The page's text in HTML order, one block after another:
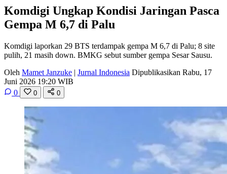
Komdigi Ungkap Kondisi Jaringan Pasca
Gempa M 6,7 di Palu
Komdigi laporkan 29 BTS terdampak gempa M 6,7 di Palu; 8 site
pulih, 21 masih down. BMKG sebut sumber gempa Sesar Sausu.
Oleh Mamet Janzuke | Jurnal Indonesia Dipublikasikan Rabu, 17
Juni 2026 19:20 WIB
0
0 0